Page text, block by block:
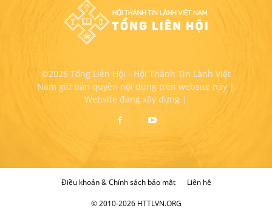
©2026 Tổng Liên Hội - Hội Thánh Tin Lành Việt
Nam giữ bản quyền nội dung trên website này |
Website đang xây dựng |
Điều khoản & Chính sách bảo mật Liên hệ
© 2010-2026 HTTLVN.ORG